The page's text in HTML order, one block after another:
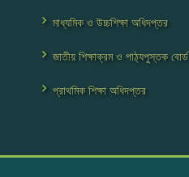
মাধ্যমিক ও উচ্চশিক্ষা অধিদপ্তর
জাতীয় শিক্ষাক্রম ও পাঠ্যপুস্তক বোর্ড
প্রাথমিক শিক্ষা অধিদপ্তর